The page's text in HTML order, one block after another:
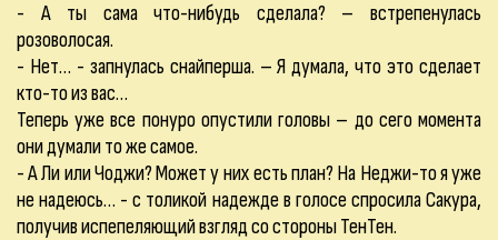
- А ты сама что-нибудь сделала? – встрепенулась
розоволосая.
- Нет… - запнулась снайперша. – Я думала, что это сделает
кто-то из вас…
Теперь уже все понуро опустили головы – до сего момента
они думали то же самое.
- А Ли или Чоджи? Может у них есть план? На Неджи-то я уже
не надеюсь… - с толикой надежде в голосе спросила Сакура,
получив испепеляющий взгляд со стороны ТенТен.